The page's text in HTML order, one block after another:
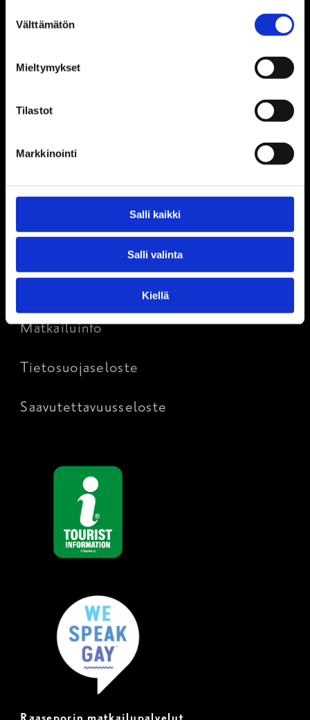
valinta
Välttämätön
Mieltymykset
Tilastot
Markkinointi
Salli kaikki
Salli valinta
Kiellä
Kestävä matkailu ja vastuullisuus
Matkailuinfo
Tietosuojaseloste
Saavutettavuusseloste